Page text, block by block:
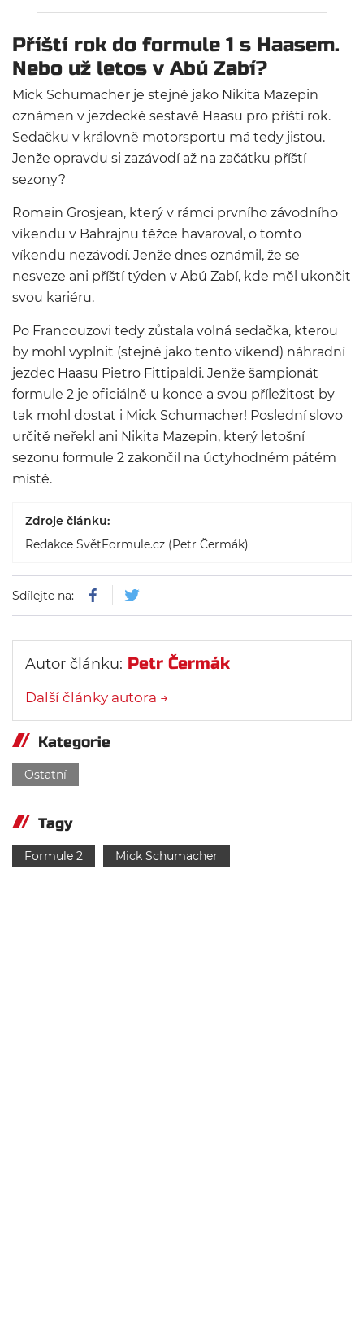
Příští rok do formule 1 s Haasem.
Nebo už letos v Abú Zabí?
Mick Schumacher je stejně jako Nikita Mazepin
oznámen v jezdecké sestavě Haasu pro příští rok.
Sedačku v královně motorsportu má tedy jistou.
Jenže opravdu si zazávodí až na začátku příští
sezony?
Romain Grosjean, který v rámci prvního závodního
víkendu v Bahrajnu těžce havaroval, o tomto
víkendu nezávodí. Jenže dnes oznámil, že se
nesveze ani příští týden v Abú Zabí, kde měl ukončit
svou kariéru.
Po Francouzovi tedy zůstala volná sedačka, kterou
by mohl vyplnit (stejně jako tento víkend) náhradní
jezdec Haasu Pietro Fittipaldi. Jenže šampionát
formule 2 je oficiálně u konce a svou příležitost by
tak mohl dostat i Mick Schumacher! Poslední slovo
určitě neřekl ani Nikita Mazepin, který letošní
sezonu formule 2 zakončil na úctyhodném pátém
místě.
Zdroje článku:
Redakce SvětFormule.cz (Petr Čermák)
Sdílejte na:
Autor článku: Petr Čermák
Další články autora →
Kategorie
Ostatní
Tagy
Formule 2 Mick Schumacher